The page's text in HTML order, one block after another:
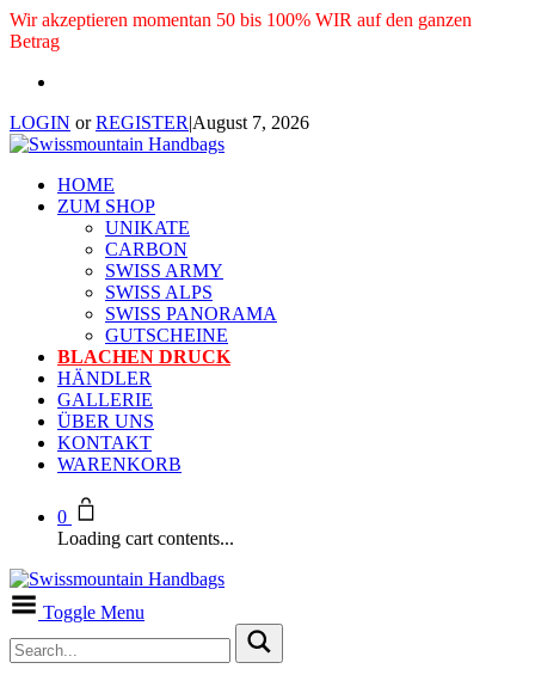
Wir akzeptieren momentan 50 bis 100% WIR auf den ganzen
Betrag
LOGIN orREGISTER|August 7, 2026
HOME
ZUM SHOP
UNIKATE
CARBON
SWISS ARMY
SWISS ALPS
SWISS PANORAMA
GUTSCHEINE
BLACHEN DRUCK
HÄNDLER
GALLERIE
ÜBER UNS
KONTAKT
WARENKORB
0
Loading cart contents...
Toggle Menu